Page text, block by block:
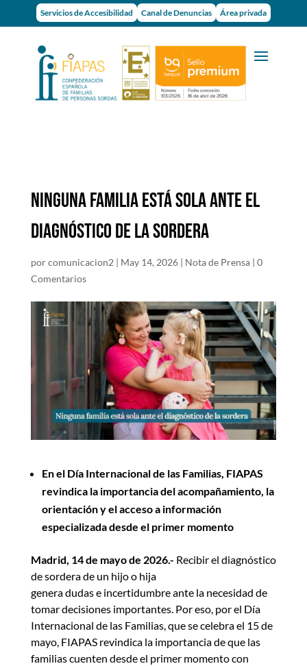
Servicios de Accesibilidad Canal de Denuncias Área privada
NINGUNA FAMILIA ESTÁ SOLA ANTE EL
DIAGNÓSTICO DE LA SORDERA
porcomunicacion2| May 14, 2026| Nota de Prensa| 0
Comentarios
En el Día Internacional de las Familias, FIAPAS
revindica la importancia del acompañamiento, la
orientación y el acceso a información
especializada desde el primer momento
Madrid, 14 de mayo de 2026.- Recibir el diagnóstico
de sordera de un hijo o hija
genera dudas e incertidumbre ante la necesidad de
tomar decisiones importantes. Por eso, por el Día
Internacional de las Familias, que se celebra el 15 de
mayo, FIAPAS revindica la importancia de que las
familias cuenten desde el primer momento con